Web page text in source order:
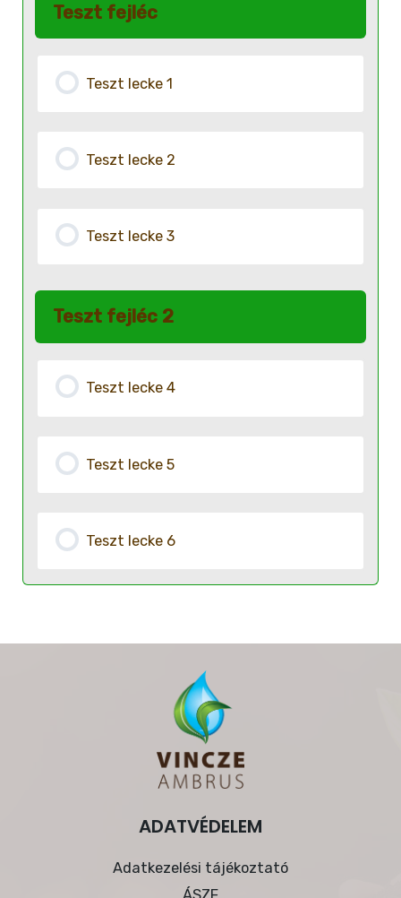
Teszt fejléc
Teszt lecke 1
Teszt lecke 2
Teszt lecke 3
Teszt fejléc 2
Teszt lecke 4
Teszt lecke 5
Teszt lecke 6
ADATVÉDELEM
Adatkezelési tájékoztató